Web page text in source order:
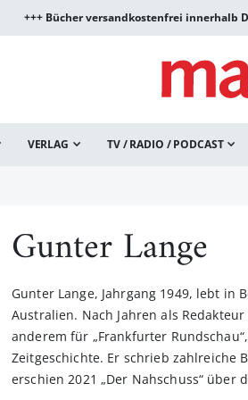
+++ Bücher versandkostenfrei innerhalb
VERLAG TV / RADIO / PODCAST
Gunter Lange
Gunter Lange, Jahrgang 1949, lebt
Australien. Nach Jahren als
anderem für „Frankfurter
Zeitgeschichte. Er schrieb zahlreiche
erschien 2021 „Der Nahschuss“ über